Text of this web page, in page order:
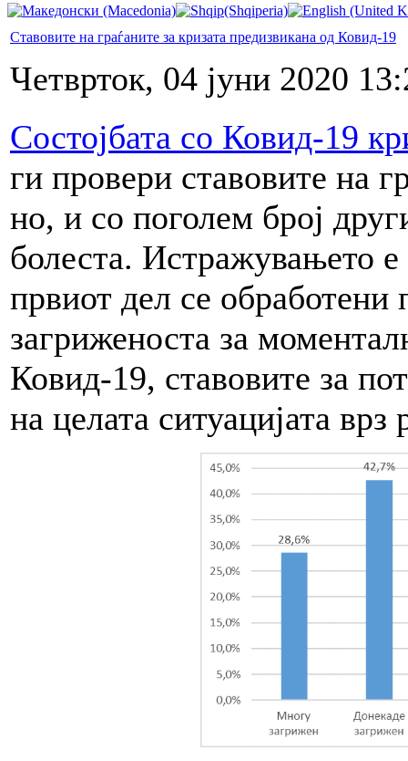
Ставовите на граѓаните за кризата предизвикана од Ковид-19
Четврток, 04 јуни 2020
Состојбата со Ковид-19
ги провери ставовите на
но, и со поголем број
болеста. Истражувањето
првиот дел се
загриженоста за
Ковид-19, ставовите за
на целата ситуацијата